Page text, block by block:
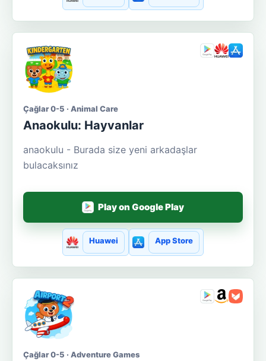
Çağlar 0-5 · Animal Care
Anaokulu: Hayvanlar
anaokulu - Burada size yeni arkadaşlar
bulacaksınız
Play on Google Play
Huawei App Store
Çağlar 0-5 · Adventure Games